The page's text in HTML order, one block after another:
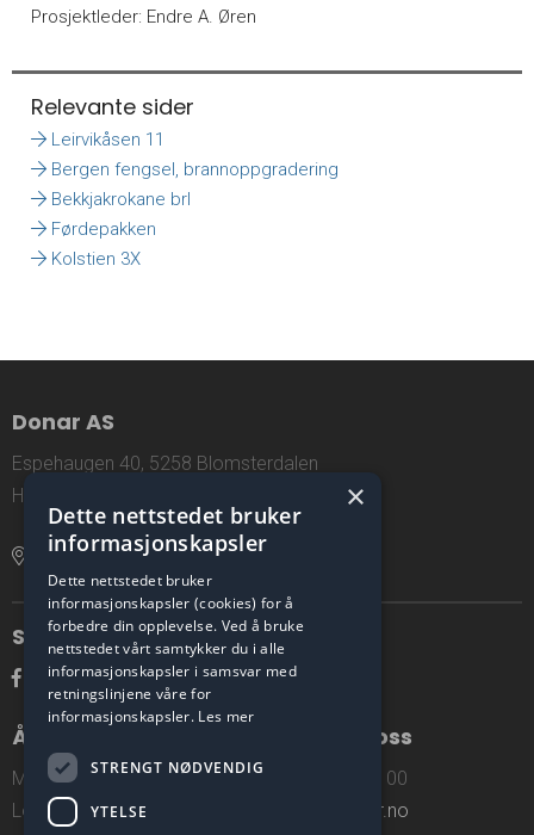
Prosjektleder: Endre A. Øren
Relevante sider
Leirvikåsen 11
Bergen fengsel, brannoppgradering
Bekkjakrokane brl
Førdepakken
Kolstien 3X
Donar AS
Espehaugen 40, 5258 Blomsterdalen
Hordaland, Norway
Åpne lokasjon i Google Maps
Sosiale medier
Åpningstider
Man - Fre: 0730 - 1530
Lørdag: Stengt
Kontakt oss
Tlf: 55 98 09 00
post@donar.no
×
Dette nettstedet bruker
informasjonskapsler
Dette nettstedet bruker
informasjonskapsler (cookies) for å
forbedre din opplevelse. Ved å bruke
nettstedet vårt samtykker du i alle
informasjonskapsler i samsvar med
retningslinjene våre for
informasjonskapsler. Les mer
STRENGT NØDVENDIG
YTELSE